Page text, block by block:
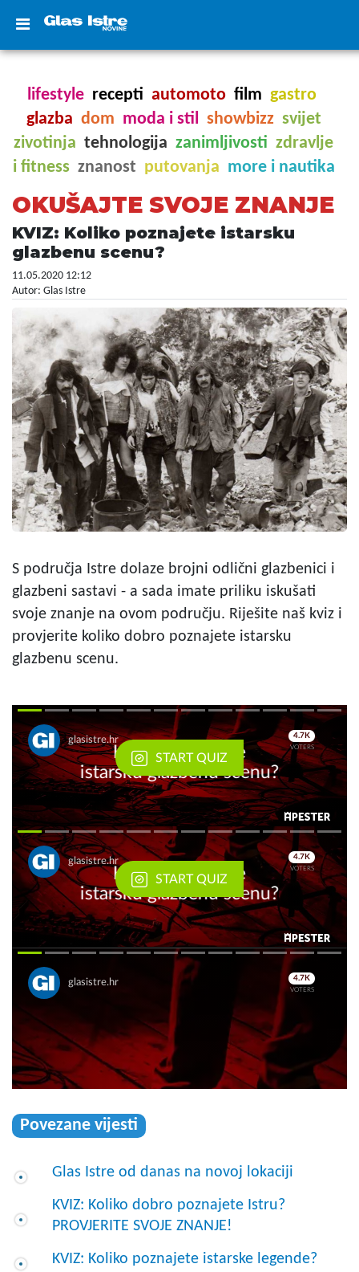
lifestyle recepti automoto film gastro
glazba dom moda i stil showbizz svijet
zivotinja tehnologija zanimljivosti zdravlje
i fitness znanost putovanja more i nautika
OKUŠAJTE SVOJE ZNANJE
KVIZ: Koliko poznajete istarsku
glazbenu scenu?
11.05.2020 12:12
Autor: Glas Istre
S područja Istre dolaze brojni odlični glazbenici i
glazbeni sastavi - a sada imate priliku iskušati
svoje znanje na ovom području. Riješite naš kviz i
provjerite koliko dobro poznajete istarsku
glazbenu scenu.
Povezane vijesti
Glas Istre od danas na novoj lokaciji
KVIZ: Koliko dobro poznajete Istru?
PROVJERITE SVOJE ZNANJE!
KVIZ: Koliko poznajete istarske legende?